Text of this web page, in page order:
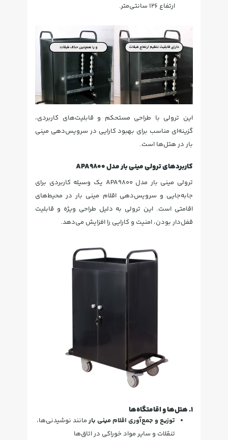
ارتفاع ۱۲۶ سانتی‌متر.
این ترولی با طراحی مستحکم و قابلیت‌های کاربردی،
گزینه‌ای مناسب برای بهبود کارایی در سرویس‌دهی مینی
بار در هتل‌ها است.
کاربردهای ترولی مینی بار مدل APA9800
ترولی مینی بار مدل APA9800 یک وسیله کاربردی برای
جابه‌جایی و سرویس‌دهی اقلام مینی بار در محیط‌های
اقامتی است. این ترولی به دلیل طراحی ویژه و قابلیت
قفل‌دار بودن، امنیت و کارایی را افزایش می‌دهد.
۱. هتل‌ها و اقامتگاه‌ها
توزیع و جمع‌آوری اقلام مینی بار مانند نوشیدنی‌ها،
تنقلات و سایر مواد خوراکی در اتاق‌ها